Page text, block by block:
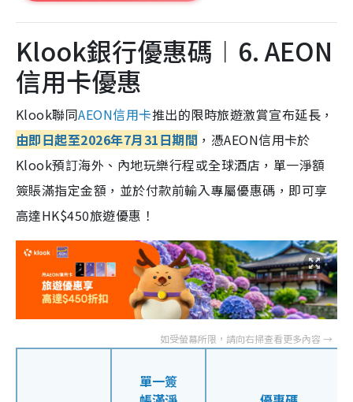
Klook銀行優惠碼︱6. AEON
信用卡優惠
Klook聯同AEON信用卡推出的限時旅遊激賞宣布延長，
由即日起至2026年7月31日期間 ，憑AEON信用卡於
Klook預訂海外、內地玩樂行程或全球酒店，單一淨額
簽賬滿指定金額，並於付款前輸入專屬優惠碼，即可享
高達HK$450旅遊優惠！
單一簽